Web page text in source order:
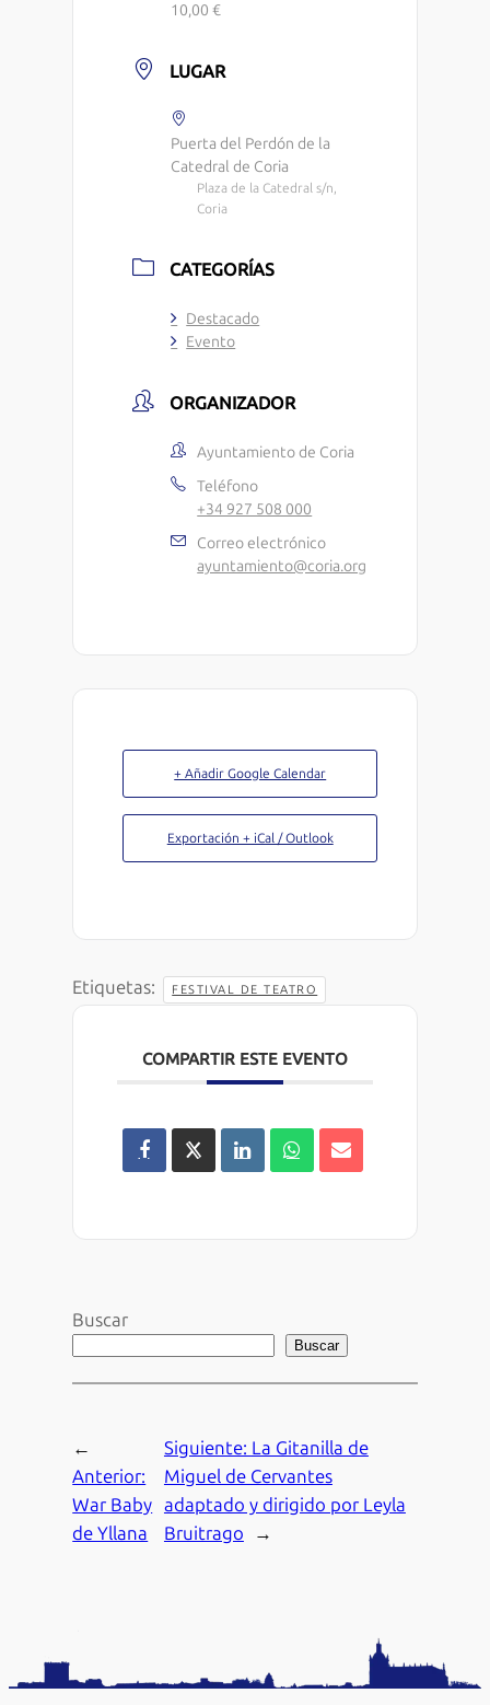
10,00 €
LUGAR
Puerta del Perdón de la
Catedral de Coria
Plaza de la Catedral s/n,
Coria
CATEGORÍAS
Destacado
Evento
ORGANIZADOR
Ayuntamiento de Coria
Teléfono
+34 927 508 000
Correo electrónico
ayuntamiento@coria.org
+ Añadir Google Calendar
Exportación + iCal / Outlook
Etiquetas: FESTIVAL DE TEATRO
COMPARTIR ESTE EVENTO
Buscar
Buscar
←
Anterior:
War Baby
de Yllana
Siguiente: La Gitanilla de
Miguel de Cervantes
adaptado y dirigido por Leyla
Bruitrago
→